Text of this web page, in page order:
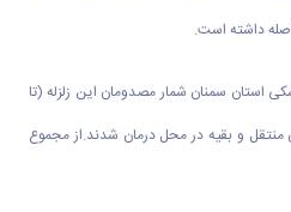
استان سمنان شمار مصدومان این زلزله (تا
هستند. پس از زلزله گرمسار ۱۸ مصدوم برای ادامه درمان به بیمارستان منتقل و بقیه در محل درمان شدند.از مجموع